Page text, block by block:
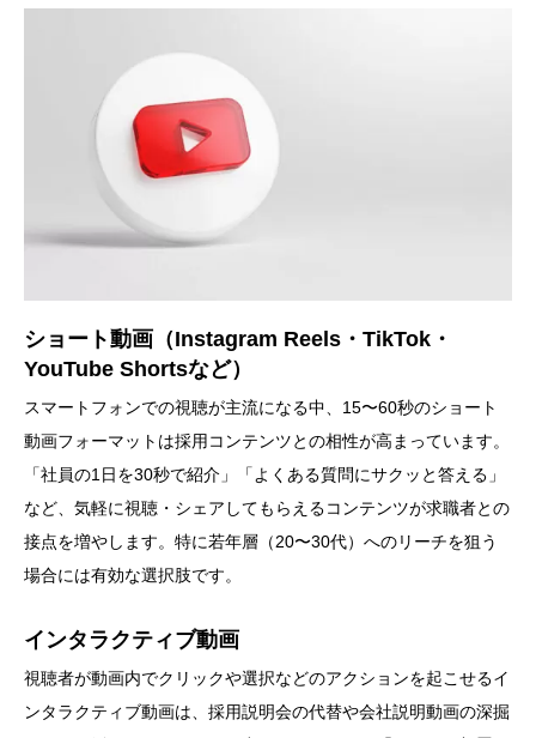
ショート動画（Instagram Reels・TikTok・
YouTube Shortsなど）
スマートフォンでの視聴が主流になる中、15〜60秒のショート
動画フォーマットは採用コンテンツとの相性が高まっています。
「社員の1日を30秒で紹介」「よくある質問にサクッと答える」
など、気軽に視聴・シェアしてもらえるコンテンツが求職者との
接点を増やします。特に若年層（20〜30代）へのリーチを狙う
場合には有効な選択肢です。
インタラクティブ動画
視聴者が動画内でクリックや選択などのアクションを起こせるイ
ンタラクティブ動画は、採用説明会の代替や会社説明動画の深掘